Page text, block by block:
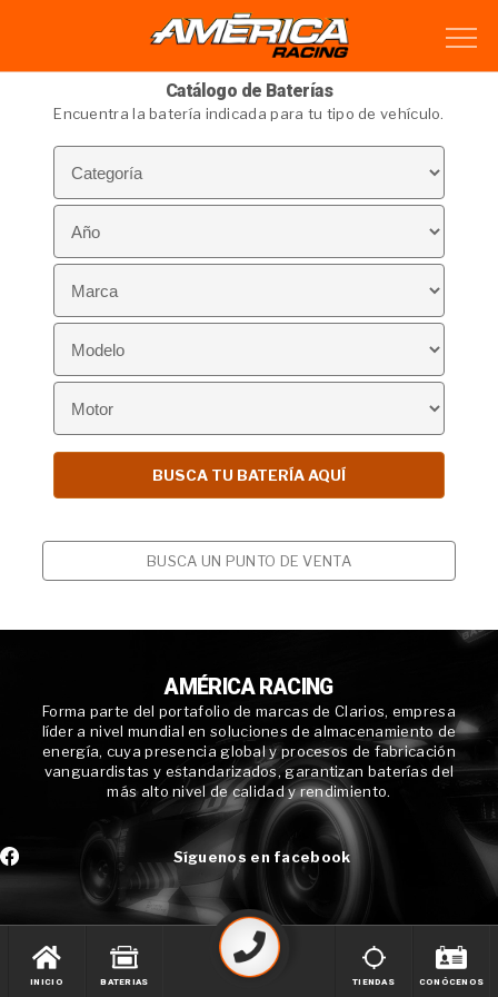
Catálogo de Baterías
Encuentra la batería indicada para tu tipo de vehículo.
BUSCA UN PUNTO DE VENTA
AMÉRICA RACING
Forma parte del portafolio de marcas de Clarios, empresa
líder a nivel mundial en soluciones de almacenamiento de
energía, cuya presencia global y procesos de fabricación
vanguardistas y estandarizados, garantizan baterías del
más alto nivel de calidad y rendimiento.
Síguenos en facebook
INICIO BATERIAS TIENDAS CONÓCENOS